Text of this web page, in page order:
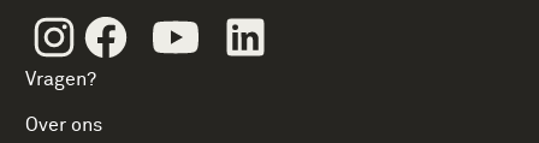
InstagramFacebookYoutube
Vragen?
Over ons